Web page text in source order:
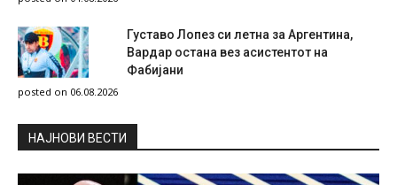
Густаво Лопез си летна за Аргентина,
Вардар остана вез асистентот на
Фабијани
posted on 06.08.2026
НAЈНОВИ ВЕСТИ